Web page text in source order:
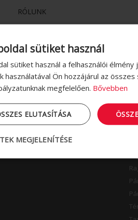
RÓLUNK
INFORMÁCIÓK
Visszaélés bejelentése
Vásárlási és szállítási információk
Adatvédelem
sütiket használ
sütiket használ a felhasználói élmény
használatával Ön hozzájárul az
megfelelően. Bővebben
ELUTASÍTÁSA
MEGJELENÍTÉSE